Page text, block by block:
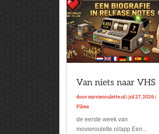
Van niets naar VHS
doormovieroulette.nl|jul 27, 2026|
Films
de eerste week van
movieroulette.nl/app Een...